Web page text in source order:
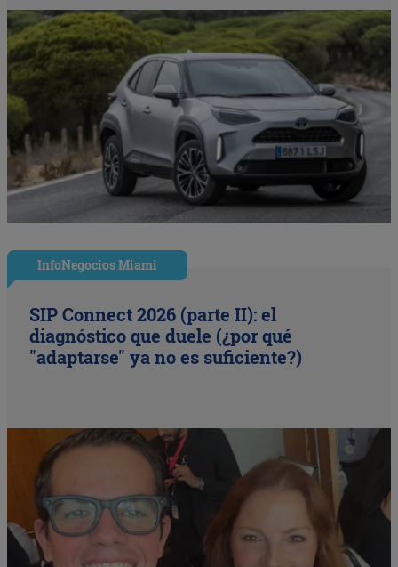
InfoNegocios Miami
SIP Connect 2026 (parte II): el
diagnóstico que duele (¿por qué
"adaptarse" ya no es suficiente?)